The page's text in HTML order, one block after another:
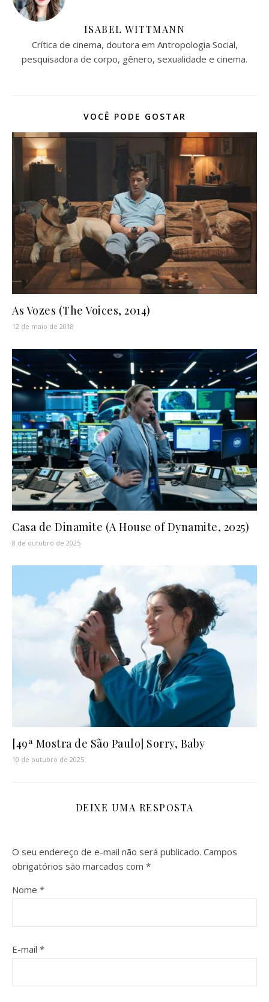
ISABEL WITTMANN
Crítica de cinema, doutora em Antropologia Social,
pesquisadora de corpo, gênero, sexualidade e cinema.
VOCÊ PODE GOSTAR
As Vozes (The Voices, 2014)
12 de maio de 2018
Casa de Dinamite (A House of Dynamite, 2025)
8 de outubro de 2025
[49ª Mostra de São Paulo] Sorry, Baby
10 de outubro de 2025
DEIXE UMA RESPOSTA
O seu endereço de e-mail não será publicado. Campos
obrigatórios são marcados com *
Nome *
E-mail *